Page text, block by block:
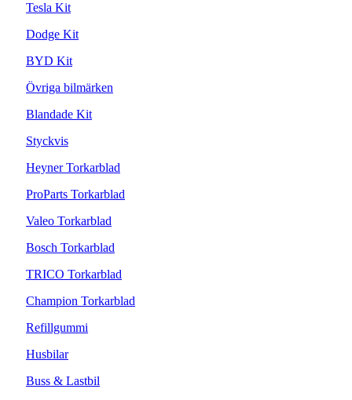
Tesla Kit
Dodge Kit
BYD Kit
Övriga bilmärken
Blandade Kit
Styckvis
Heyner Torkarblad
ProParts Torkarblad
Valeo Torkarblad
Bosch Torkarblad
TRICO Torkarblad
Champion Torkarblad
Refillgummi
Husbilar
Buss & Lastbil